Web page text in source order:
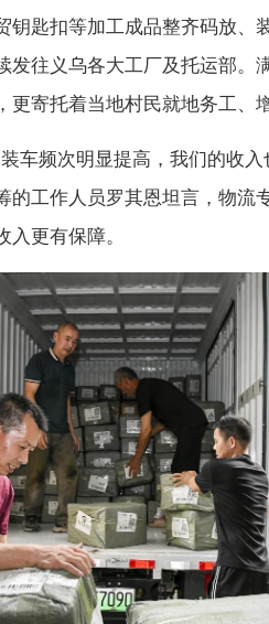
钥匙扣等加工成品整齐码放、
发往义乌各大工厂及托运部。
寄托着当地村民就地务工、
频次明显提高，我们的收入
的工作人员罗其恩坦言，物流
更有保障。